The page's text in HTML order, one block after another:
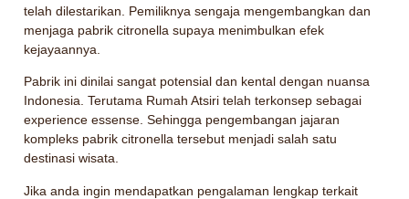
telah dilestarikan. Pemiliknya sengaja mengembangkan dan
menjaga pabrik citronella supaya menimbulkan efek
kejayaannya.
Pabrik ini dinilai sangat potensial dan kental dengan nuansa
Indonesia. Terutama Rumah Atsiri telah terkonsep sebagai
experience essense. Sehingga pengembangan jajaran
kompleks pabrik citronella tersebut menjadi salah satu
destinasi wisata.
Jika anda ingin mendapatkan pengalaman lengkap terkait